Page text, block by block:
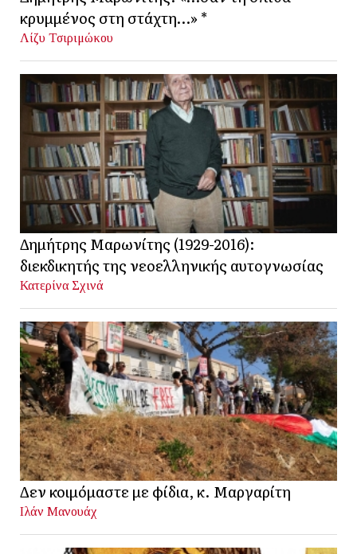
κρυμμένος στη στάχτη…» *
Λίζυ Τσιριμώκου
Δημήτρης Μαρωνίτης (1929-2016):
διεκδικητής της νεοελληνικής αυτογνωσίας
Κατερίνα Σχινά
Δεν κοιμόμαστε με φίδια, κ. Μαργαρίτη
Ιλάν Μανουάχ